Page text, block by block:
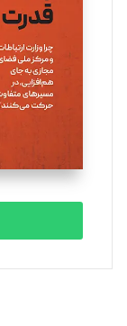
تحریریه
ملینا
بابک